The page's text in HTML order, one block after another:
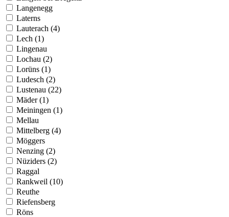
Langenegg
Laterns
Lauterach (4)
Lech (1)
Lingenau
Lochau (2)
Lorüns (1)
Ludesch (2)
Lustenau (22)
Mäder (1)
Meiningen (1)
Mellau
Mittelberg (4)
Möggers
Nenzing (2)
Nüziders (2)
Raggal
Rankweil (10)
Reuthe
Riefensberg
Röns